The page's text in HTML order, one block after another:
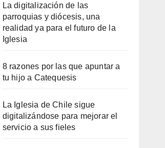
La digitalización de las
parroquias y diócesis, una
realidad ya para el futuro de la
Iglesia
8 razones por las que apuntar a
tu hijo a Catequesis
La Iglesia de Chile sigue
digitalizándose para mejorar el
servicio a sus fieles